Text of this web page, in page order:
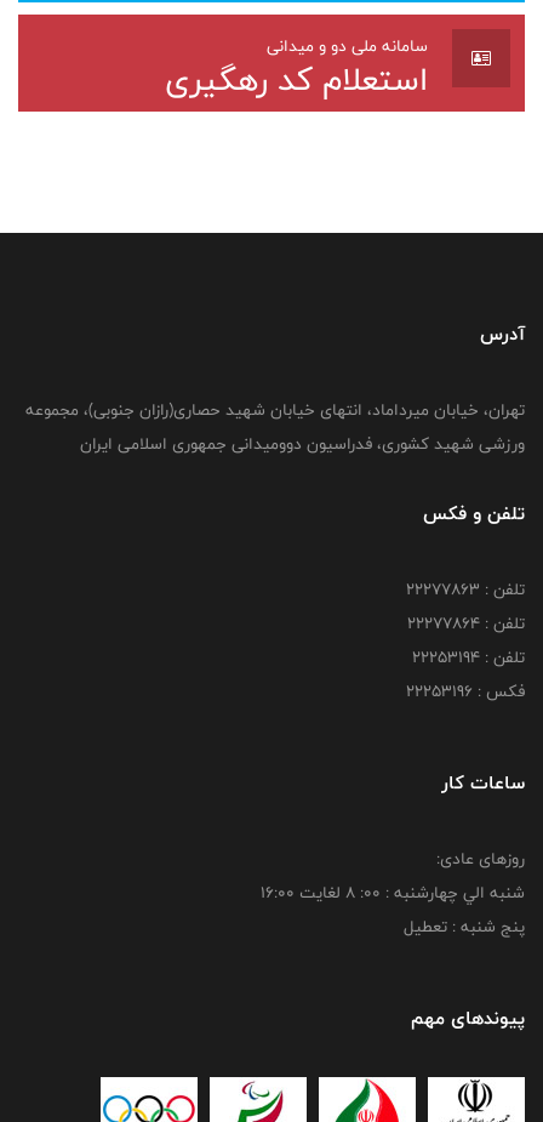
سامانه ملی دو و میدانی
استعلام کد رهگیری
آدرس
تهران، خیابان میرداماد، انتهای خیابان شهید حصاری(رازان جنوبی)، مجموعه
ورزشی شهید کشوری، فدراسیون دوومیدانی جمهوری اسلامی ایران
تلفن و فکس
تلفن : 22277863
تلفن : 22277864
تلفن : 22253194
فکس : 22253196
ساعات کار
روزهای عادی:
شنبه الي چهارشنبه : 00: 8 لغايت 16:00
پنج شنبه : تعطیل
پیوندهای مهم